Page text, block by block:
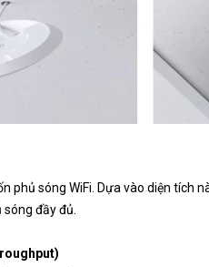
phủ sóng WiFi. Dựa vào diện tích
đầy đủ.